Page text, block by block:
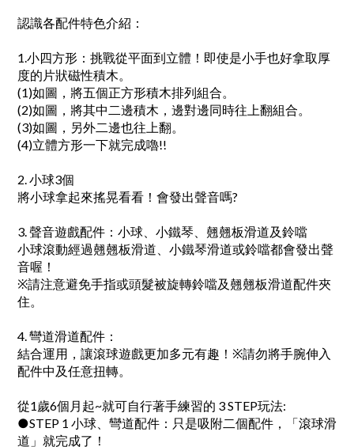
認識各配件特色介紹：
1.小四方形：挑戰從平面到立體！即使是小手也好拿取厚
度的片狀磁性積木。
(1)如圖，將五個正方形積木排列組合。
(2)如圖，將其中二邊積木，邊對邊同時往上翻組合。
(3)如圖，另外二邊也往上翻。
(4)立體方形一下就完成嚕!!
2. 小球3個
將小球拿起來搖晃看看！會發出聲音嗎?
3. 聲音遊戲配件：小球、小鐵琴、翹翹板滑道及鈴噹
小球滾動經過翹翹板滑道、小鐵琴滑道或鈴噹都會發出聲
音喔！
※請注意避免手指或頭髮被旋轉鈴噹及翹翹板滑道配件夾
住。
4. 彎道滑道配件：
結合運用，讓滾球遊戲更加多元有趣！※請勿將手腕伸入
配件中及任意扭轉。
從1歲6個月起~就可自行著手練習的 3 STEP玩法:
●STEP 1 小球、彎道配件：只是吸附二個配件，「滾球滑
道」就完成了！